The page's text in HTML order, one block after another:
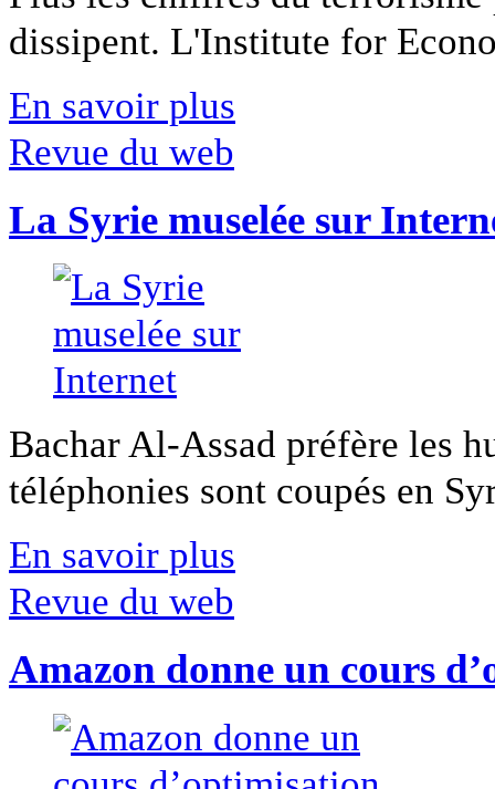
dissipent. L'Institute for
En savoir plus
Revue du web
La Syrie muselée sur
Bachar Al-Assad préfère les
téléphonies sont coupés en
En savoir plus
Revue du web
Amazon donne un cours